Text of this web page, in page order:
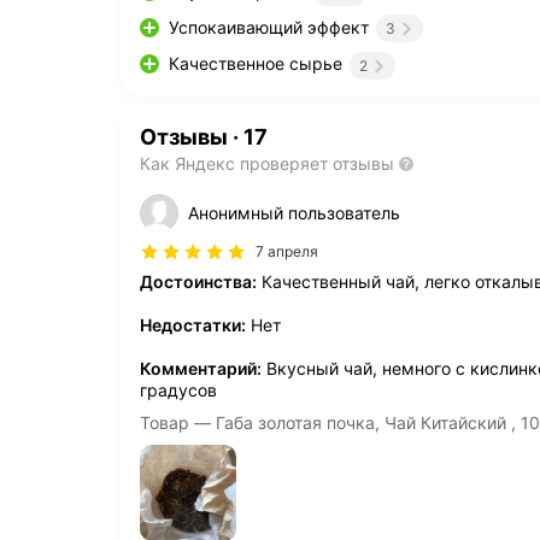
Успокаивающий эффект 3
Качественное сырье 2
Отзывы · 17
Как Яндекс проверяет отзывы
Анонимный пользователь
7 апреля
Достоинства: Качественный чай, легко
Недостатки: Нет
Комментарий: Вкусный чай, немного с
градусов
Товар — Габа золотая почка, Чай Китайский ,